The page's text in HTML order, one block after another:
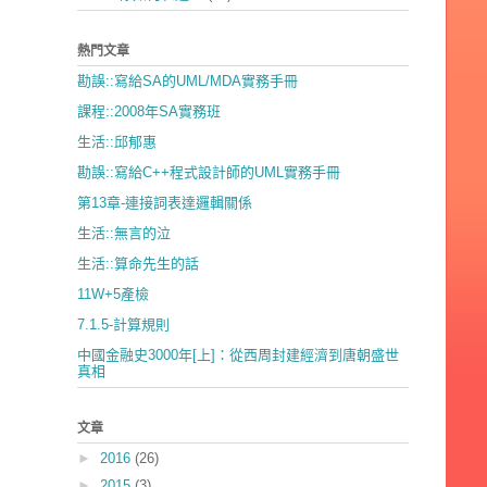
熱門文章
勘誤::寫給SA的UML/MDA實務手冊
課程::2008年SA實務班
生活::邱郁惠
勘誤::寫給C++程式設計師的UML實務手冊
第13章-連接詞表達邏輯關係
生活::無言的泣
生活::算命先生的話
11W+5產檢
7.1.5-計算規則
中國金融史3000年[上]：從西周封建經濟到唐朝盛世
真相
文章
► 2016 (26)